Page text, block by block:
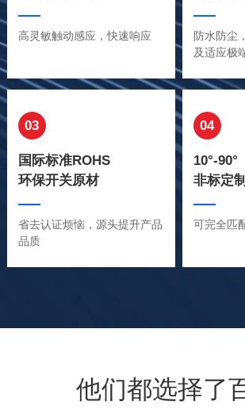
高灵敏触动感应，快速响应
防水防尘
及适应极
03
国际标准ROHS
环保开关原材
省去认证烦恼，源头提升产品
品质
04
10°-90°
非标定制
可完全匹
他们都选择了